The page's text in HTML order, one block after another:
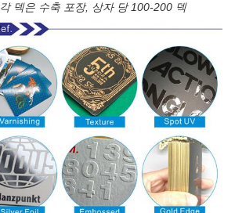
각 덱은 수축 포장, 상자 당 100-200 덱